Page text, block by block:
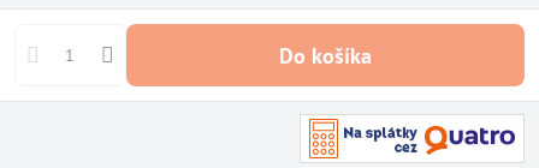
Do košíka